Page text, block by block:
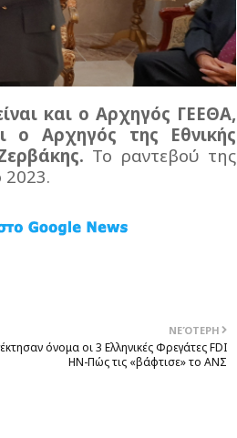
και ο Αρχηγός ΓΕΕΘΑ,
ο Αρχηγός της Εθνικής
Το ραντεβού της
2023.
ΝΕΌΤΕΡΗ
όνομα οι 3 Ελληνικές Φρεγάτες FDI
ΗΝ-Πώς τις «βάφτισε» το ΑΝΣ